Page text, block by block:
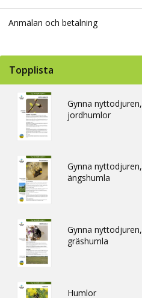
Anmälan och betalning
Topplista
Gynna nyttodjuren,
jordhumlor
Gynna nyttodjuren,
ängshumla
Gynna nyttodjuren,
gräshumla
Humlor